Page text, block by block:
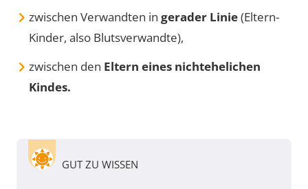
zwischen Verwandten in gerader Linie(Eltern-
Kinder, also Blutsverwandte),
zwischen den Eltern eines nichtehelichen
Kindes.
GUT ZU WISSEN